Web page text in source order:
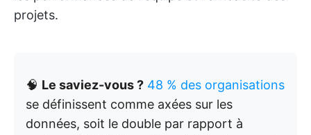
projets.
🧠 Le saviez-vous ? 48 % des organisations
se définissent comme axées sur les
données, soit le double par rapport à